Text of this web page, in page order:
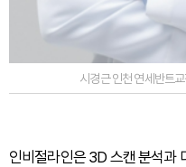
시경근 인천 연세반트
인비절라인은 3D 스캔 분석과